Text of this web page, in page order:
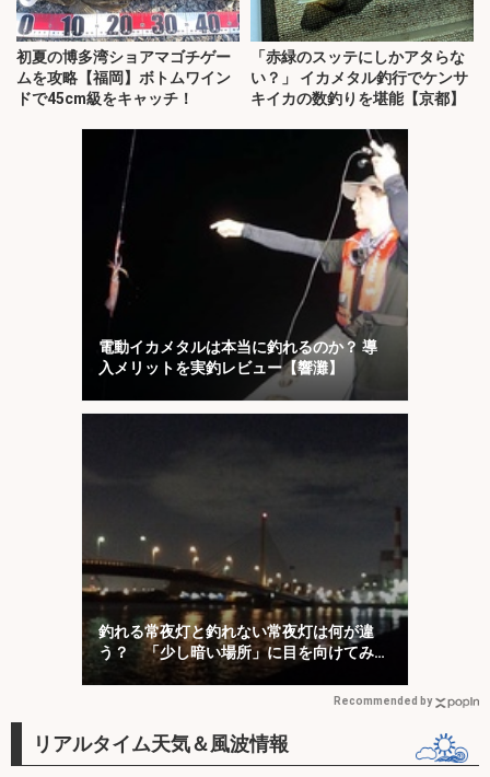
初夏の博多湾ショアマゴチゲー
ムを攻略【福岡】ボトムワイン
ドで45cm級をキャッチ！
「赤緑のスッテにしかアタらな
い？」 イカメタル釣行でケンサ
キイカの数釣りを堪能【京都】
電動イカメタルは本当に釣れるのか？ 導
入メリットを実釣レビュー【響灘】
釣れる常夜灯と釣れない常夜灯は何が違
う？ 「少し暗い場所」に目を向けてみよ
Recommended by
リアルタイム天気＆風波情報